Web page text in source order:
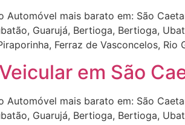
Automóvel mais barato em: São
Guarujá, Bertioga, Bertioga,
Ferraz de Vasconcelos,
em São
Automóvel mais barato em: São
Guarujá, Bertioga, Bertioga,